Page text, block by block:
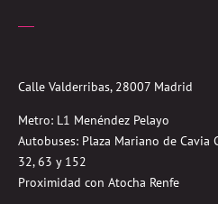
Calle Valderribas, 28007 Madrid
Metro: L1 Menéndez Pelayo
Autobuses: Plaza Mariano de Cavia
32, 63 y 152
Proximidad con Atocha Renfe